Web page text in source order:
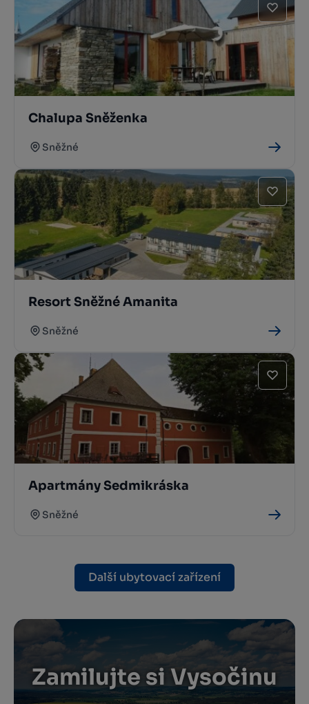
Chalupa Sněženka
Sněžné
Resort Sněžné Amanita
Sněžné
Apartmány Sedmikráska
Sněžné
Další ubytovací zařízení
Zamilujte si Vysočinu